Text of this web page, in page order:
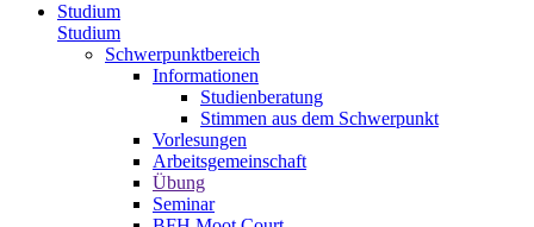
Studium
Studium
Schwerpunktbereich
Informationen
Studienberatung
Stimmen aus dem Schwerpunkt
Vorlesungen
Arbeitsgemeinschaft
Übung
Seminar